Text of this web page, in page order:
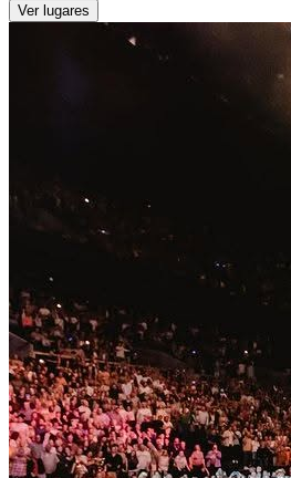
Ver lugares